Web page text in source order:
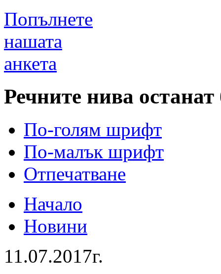
Попълнете
нашата
анкета
Речните нива
По-голям шрифт
По-малък шрифт
Отпечатване
Начало
Новини
11.07.2017г.